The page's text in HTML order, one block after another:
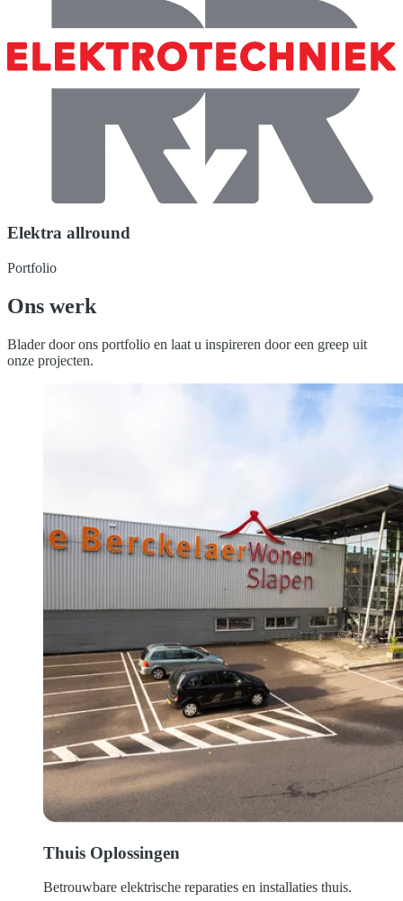
Elektra allround
Portfolio
Ons werk
Blader door ons portfolio en laat u inspireren door een greep uit
onze projecten.
Thuis Oplossingen
Betrouwbare elektrische reparaties en installaties thuis.